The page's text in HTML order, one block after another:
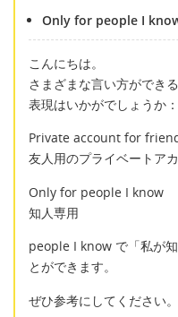
Only for people I
こんにちは。
さまざまな言い方ができ
表現はいかがでしょうか：
Private account for
友人用のプライベートア
Only for people I know
知人専用
people I know で「私が
とができます。
ぜひ参考にしてください。